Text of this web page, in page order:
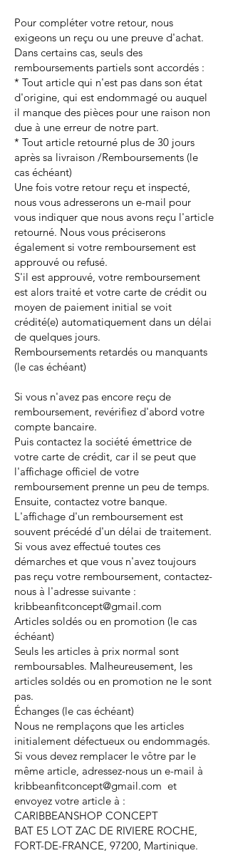
Pour compléter votre retour, nous
exigeons un reçu ou une preuve d'achat.
Dans certains cas, seuls des
remboursements partiels sont accordés :
* Tout article qui n'est pas dans son état
d'origine, qui est endommagé ou auquel
il manque des pièces pour une raison non
due à une erreur de notre part.
* Tout article retourné plus de 30 jours
après sa livraison /Remboursements (le
cas échéant)
Une fois votre retour reçu et inspecté,
nous vous adresserons un e-mail pour
vous indiquer que nous avons reçu l'article
retourné. Nous vous préciserons
également si votre remboursement est
approuvé ou refusé.
S'il est approuvé, votre remboursement
est alors traité et votre carte de crédit ou
moyen de paiement initial se voit
crédité(e) automatiquement dans un délai
de quelques jours.
Remboursements retardés ou manquants
(le cas échéant)
Si vous n'avez pas encore reçu de
remboursement, revérifiez d'abord votre
compte bancaire.
Puis contactez la société émettrice de
votre carte de crédit, car il se peut que
l'affichage officiel de votre
remboursement prenne un peu de temps.
Ensuite, contactez votre banque.
L'affichage d'un remboursement est
souvent précédé d'un délai de traitement.
Si vous avez effectué toutes ces
démarches et que vous n'avez toujours
pas reçu votre remboursement, contactez-
nous à l'adresse suivante :
kribbeanfitconcept@gmail.com
Articles soldés ou en promotion (le cas
échéant)
Seuls les articles à prix normal sont
remboursables. Malheureusement, les
articles soldés ou en promotion ne le sont
pas.
Échanges (le cas échéant)
Nous ne remplaçons que les articles
initialement défectueux ou endommagés.
Si vous devez remplacer le vôtre par le
même article, adressez-nous un e-mail à
kribbeanfitconcept@gmail.com et
envoyez votre article à :
CARIBBEANSHOP CONCEPT
BAT E5 LOT ZAC DE RIVIERE ROCHE,
FORT-DE-FRANCE, 97200, Martinique.